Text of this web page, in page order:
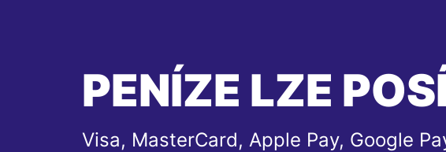
PENÍZE LZE
Visa, MasterCard, Apple Pay, Google